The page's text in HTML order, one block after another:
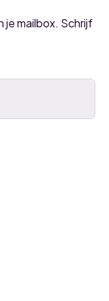
je mailbox. Schrijf